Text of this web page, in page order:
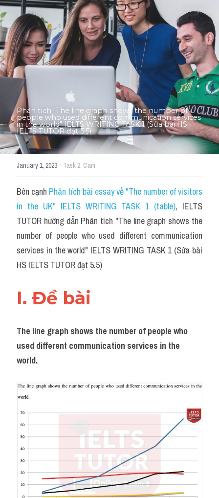
Thư Tín
Mixed
SGK
Đề writing theo topic
Pie
Line graph
Bar chart
Đề thi thật IELTS GENERAL
Task 2
Từ vựng theo topic
Từ vựng theo Topic
Grammar
Cam
Task 1
Đề thi IELTS thật
IELTS Advice
Thành tích học viên
Phân tích "The line graph shows the number of
people who used different communication services
in the world" IELTS WRITING TASK 1 (Sửa bài HS
IELTS TUTOR đạt 5.5)
January 1, 2023 · Task 2, Cam
Bên cạnh Phân tích bài essay về "The number of visitors
in the UK" IELTS WRITING TASK 1 (table), IELTS
TUTOR hướng dẫn Phân tích "The line graph shows the
number of people who used different communication
services in the world" IELTS WRITING TASK 1 (Sửa bài
HS IELTS TUTOR đạt 5.5)
I. Đề bài
The line graph shows the number of people who
used different communication services in the
world.